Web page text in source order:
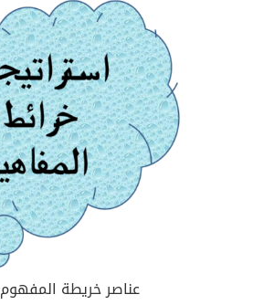
عناصر خريطة المفهوم